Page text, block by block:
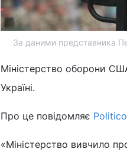
За даними представника
Міністерство оборони
Україні.
Про це повідомляє Politico
«Міністерство вивчило